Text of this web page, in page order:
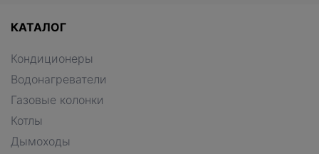
КАТАЛОГ
Кондиционеры
Водонагреватели
Газовые колонки
Котлы
Дымоходы